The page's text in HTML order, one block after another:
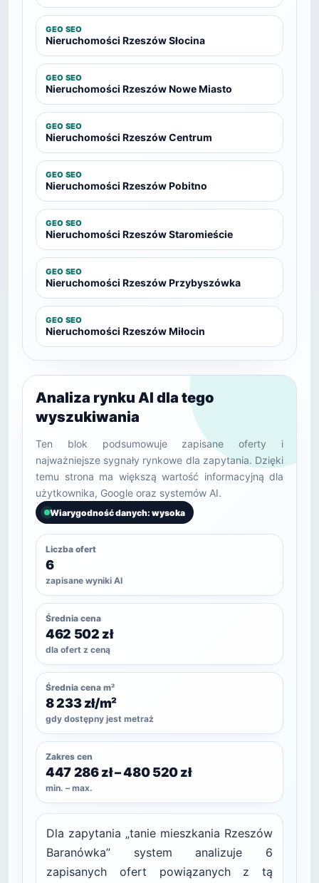
GEO SEO
Nieruchomości Rzeszów Słocina
GEO SEO
Nieruchomości Rzeszów Nowe Miasto
GEO SEO
Nieruchomości Rzeszów Centrum
GEO SEO
Nieruchomości Rzeszów Pobitno
GEO SEO
Nieruchomości Rzeszów Staromieście
GEO SEO
Nieruchomości Rzeszów Przybyszówka
GEO SEO
Nieruchomości Rzeszów Miłocin
Analiza rynku AI dla tego
wyszukiwania
Ten blok podsumowuje zapisane oferty i
najważniejsze sygnały rynkowe dla zapytania. Dzięki
temu strona ma większą wartość informacyjną dla
użytkownika, Google oraz systemów AI.
Wiarygodność danych: wysoka
Liczba ofert
6
zapisane wyniki AI
Średnia cena
462 502 zł
dla ofert z ceną
Średnia cena m²
8 233 zł/m²
gdy dostępny jest metraż
Zakres cen
447 286 zł – 480 520 zł
min. – max.
Dla zapytania „tanie mieszkania Rzeszów
Baranówka” system analizuje 6
zapisanych ofert powiązanych z tą